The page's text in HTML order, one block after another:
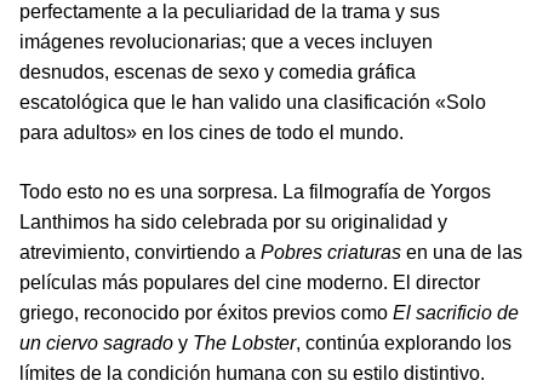
perfectamente a la peculiaridad de la trama y sus
imágenes revolucionarias; que a veces incluyen
desnudos, escenas de sexo y comedia gráfica
escatológica que le han valido una clasificación «Solo
para adultos» en los cines de todo el mundo.
Todo esto no es una sorpresa. La filmografía de Yorgos
Lanthimos ha sido celebrada por su originalidad y
atrevimiento, convirtiendo a Pobres criaturas en una de las
películas más populares del cine moderno. El director
griego, reconocido por éxitos previos como El sacrificio de
un ciervo sagrado y The Lobster, continúa explorando los
límites de la condición humana con su estilo distintivo.